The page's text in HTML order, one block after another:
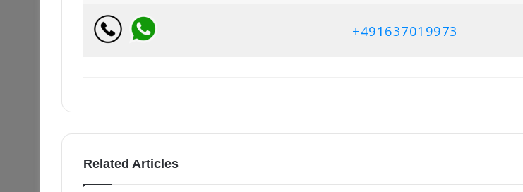
+491637019973
Related Articles